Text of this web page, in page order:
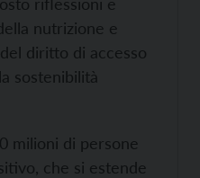
nutrizione e
diritto di accesso
sostenibilità
milioni di persone
che si estende